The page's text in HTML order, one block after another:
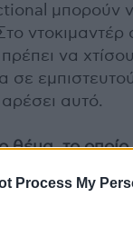
Process My
μπορούν
ντοκιμαντέρ
να
σε
αυτό.
θέμα, το
Ναι κάτι έχω